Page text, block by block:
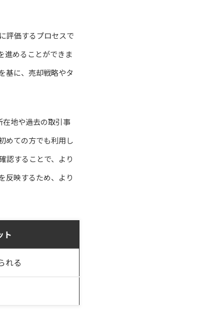
評価するプロセスで
進めることができま
基に、売却戦略やタ
地や過去の取引事
めての方でも利用し
認することで、より
反映するため、より
ト
れる